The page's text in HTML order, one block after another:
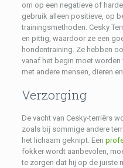
om op een negatieve of
gebruik alleen positieve, op
trainingsmethoden. Cesky
en pittig, waardoor ze een
hondentraining. Ze hebben
vanaf het begin moet
met andere mensen, dieren
Verzorging
De vacht van Cesky-terriërs
zoals bij sommige andere
het lichaam geknipt. Een
fokker wordt aanbevolen,
te zorgen dat hij op de juiste